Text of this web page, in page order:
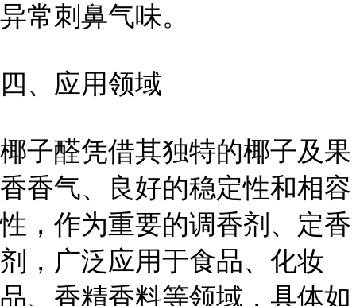
异常刺鼻气味。
四、应用领域
椰子醛凭借其独特的椰子及果
香香气、良好的稳定性和相容
性，作为重要的调香剂、定香
剂，广泛应用于食品、化妆
品、香精香料等领域，具体如